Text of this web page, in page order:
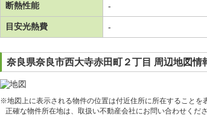
断熱性能 -
目安光熱費 -
奈良県奈良市西大寺赤田町２丁目 周辺地図情
※地図上に表示される物件の位置は付近住所に所在することを
正確な物件所在地は、取扱い不動産会社にお問い合わせくださ